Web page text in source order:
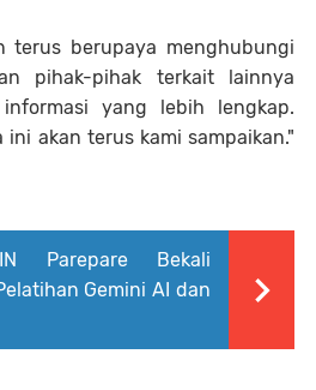
terus berupaya menghubungi
pihak-pihak terkait lainnya
yang lebih lengkap.
akan terus kami sampaikan."
Parepare Bekali
Gemini AI dan